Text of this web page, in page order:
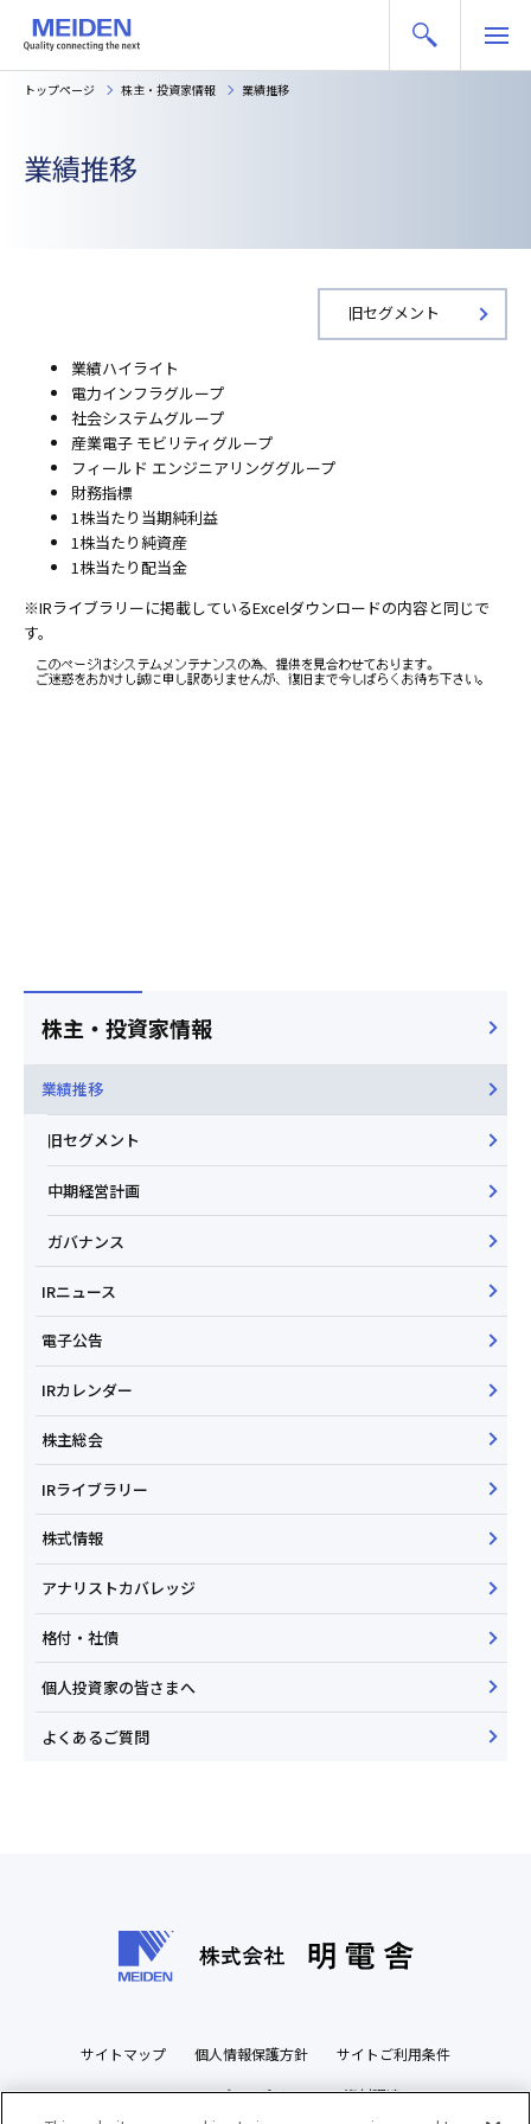
トップページ 株主・投資家情報 業績推移
業績推移
旧セグメント
業績ハイライト
電力インフラグループ
社会システムグループ
産業電子 モビリティグループ
フィールド エンジニアリンググループ
財務指標
1株当たり当期純利益
1株当たり純資産
1株当たり配当金
※IRライブラリーに掲載しているExcelダウンロードの内容と同じで
す。
株主・投資家情報
業績推移
旧セグメント
中期経営計画
ガバナンス
IRニュース
電子公告
IRカレンダー
株主総会
IRライブラリー
株式情報
アナリストカバレッジ
格付・社債
個人投資家の皆さまへ
よくあるご質問
サイトマップ 個人情報保護方針 サイトご利用条件
ソーシャルメディアポリシー 資材調達